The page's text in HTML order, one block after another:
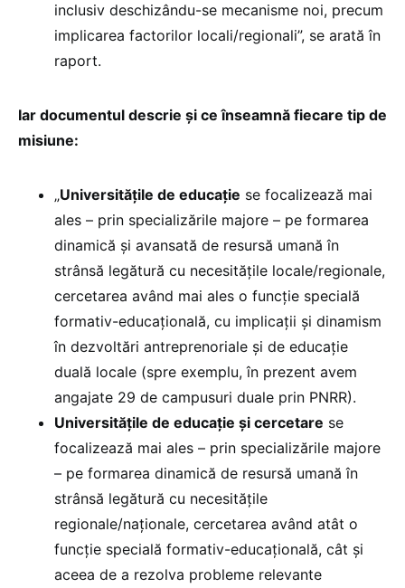
inclusiv deschizându-se mecanisme noi, precum
implicarea factorilor locali/regionali”, se arată în
raport.
Iar documentul descrie și ce înseamnă fiecare tip de
misiune:
„Universitățile de educație se focalizează mai
ales – prin specializările majore – pe formarea
dinamică și avansată de resursă umană în
strânsă legătură cu necesitățile locale/regionale,
cercetarea având mai ales o funcție specială
formativ-educațională, cu implicații și dinamism
în dezvoltări antreprenoriale și de educație
duală locale (spre exemplu, în prezent avem
angajate 29 de campusuri duale prin PNRR).
Universitățile de educație și cercetare se
focalizează mai ales – prin specializările majore
– pe formarea dinamică de resursă umană în
strânsă legătură cu necesitățile
regionale/naționale, cercetarea având atât o
funcție specială formativ-educațională, cât și
aceea de a rezolva probleme relevante